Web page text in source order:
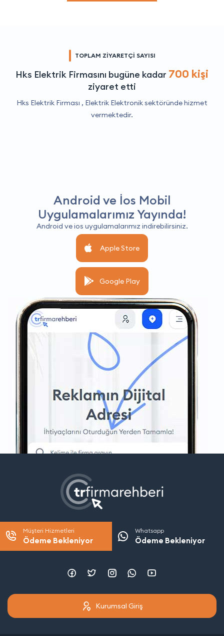
TOPLAM ZİYARETÇİ SAYISI
Hks Elektrik Firmasını bugüne kadar 700 kişi
ziyaret etti
Hks Elektrik Firması , Elektrik Elektroniksektöründe hizmet
vermektedir.
Android ve İos Mobil
Uygulamalarımız Yayında!
Android ve ios uygulamalarımız indirebilirsiniz.
Apple Store
Google Play
Müşteri Hizmetleri
Ödeme Bekleniyor
Whatsapp
Ödeme Bekleniyor
Kurumsal Giriş